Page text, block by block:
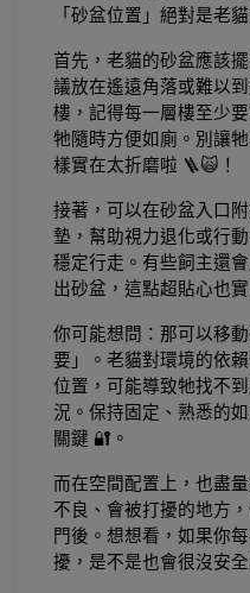
「砂盆位置」絕對是老
首先，老貓的砂盆應該
議放在遙遠角落或難以
樓，記得每一層樓至少
牠隨時方便如廁。別讓
樣實在太折磨啦 🪜🙀！
接著，可以在砂盆入口
墊，幫助視力退化或行
穩定行走。有些飼主還
出砂盆，這點超貼心也實
你可能想問：那可以移
要」。老貓對環境的依
位置，可能導致牠找不
況。保持固定、熟悉的
關鍵 🔐。
而在空間配置上，也盡
不良、會被打擾的地方
門後。想想看，如果你
擾，是不是也會很沒安